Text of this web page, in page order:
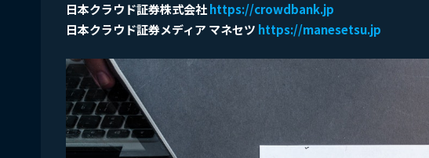
日本クラウド証券株式会社https://crowdbank.jp
日本クラウド証券メディア マネセツ https://manesetsu.jp